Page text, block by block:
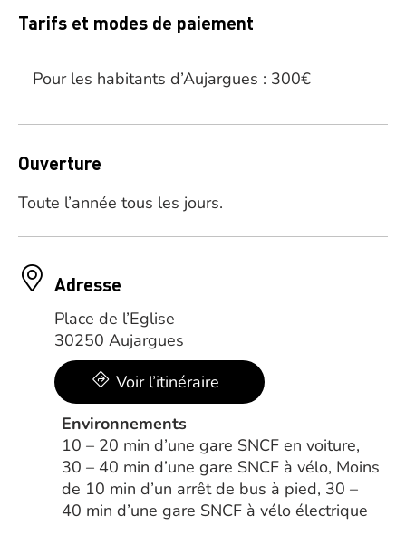
Tarifs et modes de paiement
Pour les habitants d’Aujargues : 300€
Ouverture
Toute l’année tous les jours.
Adresse
Place de l’Eglise
30250 Aujargues
Voir l’itinéraire
Environnements
10 – 20 min d’une gare SNCF en voiture,
30 – 40 min d’une gare SNCF à vélo, Moins
de 10 min d’un arrêt de bus à pied, 30 –
40 min d’une gare SNCF à vélo électrique